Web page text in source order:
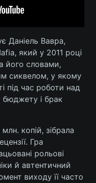
Даніель Вавра,
який у 2011 році
його словами,
сиквелом, у якому
під час роботи над
і брак
копій, зібрала
Гра
рольові
й автентичний
виходу її часто